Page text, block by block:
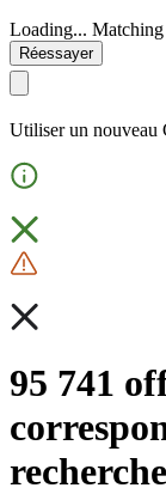
Loading... Matching
Réessayer
Utiliser un nouveau
95 741
recherche